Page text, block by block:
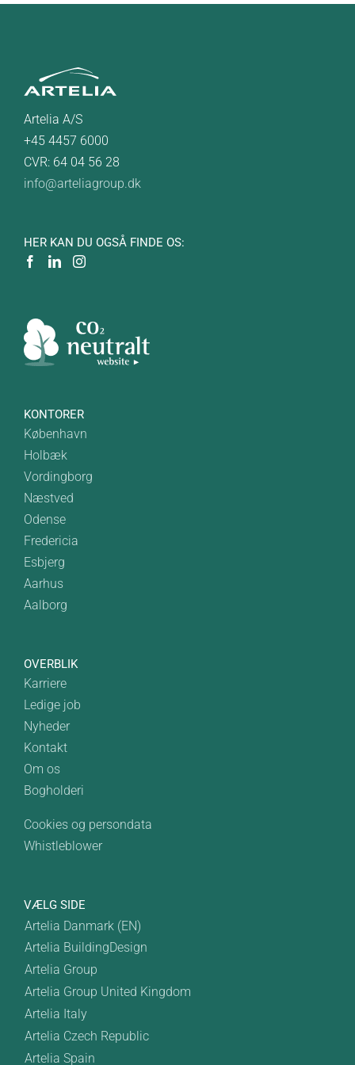
Artelia A/S
+45 4457 6000
CVR: 64 04 56 28
info@arteliagroup.dk
HER KAN DU OGSÅ FINDE OS:
KONTORER
København
Holbæk
Vordingborg
Næstved
Odense
Fredericia
Esbjerg
Aarhus
Aalborg
OVERBLIK
Karriere
Ledige job
Nyheder
Kontakt
Om os
Bogholderi
Cookies og persondata
Whistleblower
VÆLG SIDE
Artelia Danmark (EN)
Artelia BuildingDesign
Artelia Group
Artelia Group United Kingdom
Artelia Italy
Artelia Czech Republic
Artelia Spain